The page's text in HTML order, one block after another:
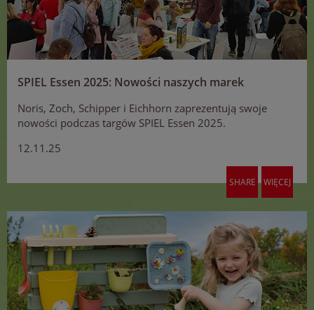
SPIEL Essen 2025: Nowości naszych marek
Noris, Zoch, Schipper i Eichhorn zaprezentują swoje
nowości podczas targów SPIEL Essen 2025.
12.11.25
SHARE WIĘCEJ